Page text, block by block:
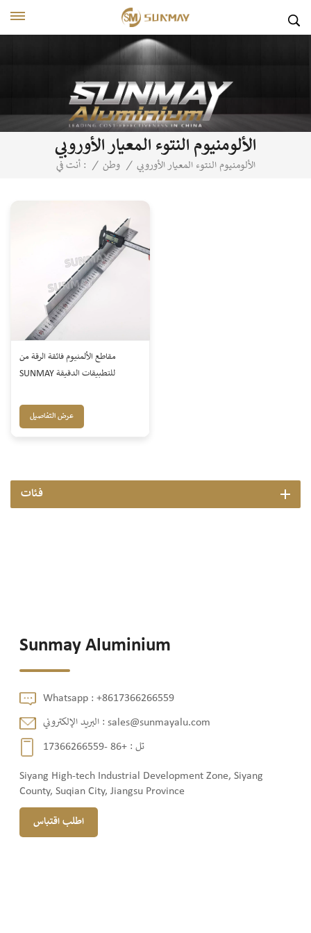
الألومنيوم النتوء المعيار الأوروبي
أنت في : / وطن / الألومنيوم النتوء المعيار الأوروبي
مقاطع الألمنيوم فائقة الرقة من
SUNMAY للتطبيقات الدقيقة
عرض التفاصيل
فئات
Sunmay Aluminium
Whatsapp :+8617366266559
البريد الإلكتروني :sales@sunmayalu.com
تل : +86 -17366266559
Siyang High-tech Industrial Development Zone, Siyang
County, Suqian City, Jiangsu Province
اطلب اقتباس